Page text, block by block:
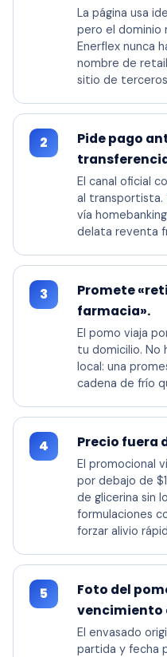
La página usa
pero el dominio
Enerflex nunca
nombre de
sitio de
2
Pide pago
El canal oficial
al transportista.
vía
delata reventa
3
Promete
farmacia».
El pomo viaja
tu domicilio. No
local: una
cadena de frío
4 Precio fuera
El promocional
por debajo de
de glicerina sin
formulaciones
forzar alivio
5
Foto del
vencimiento
El envasado
partida y fecha